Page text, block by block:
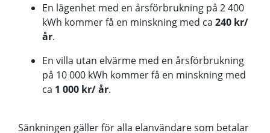
En lägenhet med en årsförbrukning på 2 400
kWh kommer få en minskning med ca 240 kr/
år.
En villa utan elvärme med en årsförbrukning
på 10 000 kWh kommer få en minskning med
ca 1 000 kr/ år.
Sänkningen gäller för alla elanvändare som betalar